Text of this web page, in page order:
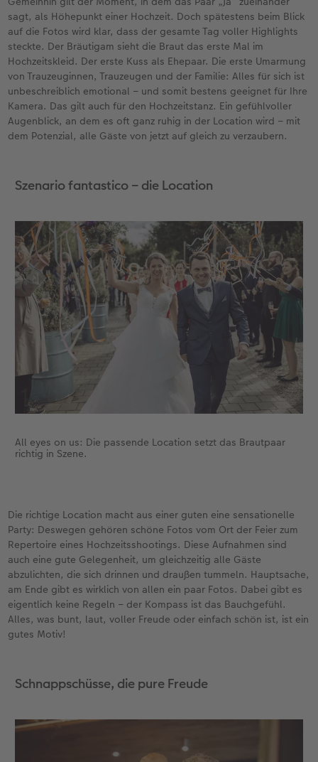
sagt, als Höhepunkt einer Hochzeit. Doch spätestens beim Blick
auf die Fotos wird klar, dass der gesamte Tag voller Highlights
steckte. Der Bräutigam sieht die Braut das erste Mal im
Hochzeitskleid. Der erste Kuss als Ehepaar. Die erste Umarmung
von Trauzeuginnen, Trauzeugen und der Familie: Alles für sich ist
unbeschreiblich emotional – und somit bestens geeignet für Ihre
Kamera. Das gilt auch für den Hochzeitstanz. Ein gefühlvoller
Augenblick, an dem es oft ganz ruhig in der Location wird – mit
dem Potenzial, alle Gäste von jetzt auf gleich zu verzaubern.
Szenario fantastico – die Location
All eyes on us: Die passende Location setzt das Brautpaar
richtig in Szene.
Die richtige Location macht aus einer guten eine sensationelle
Party: Deswegen gehören schöne Fotos vom Ort der Feier zum
Repertoire eines Hochzeitsshootings. Diese Aufnahmen sind
auch eine gute Gelegenheit, um gleichzeitig alle Gäste
abzulichten, die sich drinnen und draußen tummeln. Hauptsache,
am Ende gibt es wirklich von allen ein paar Fotos. Dabei gibt es
eigentlich keine Regeln – der Kompass ist das Bauchgefühl.
Alles, was bunt, laut, voller Freude oder einfach schön ist, ist ein
gutes Motiv!
Schnappschüsse, die pure Freude